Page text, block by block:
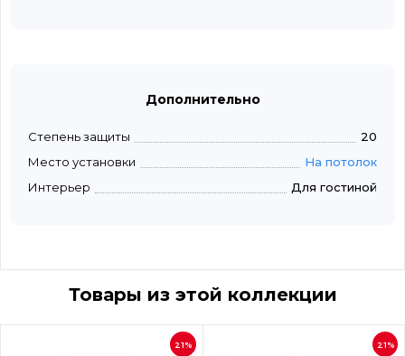
Дополнительно
Степень защиты
20
Место установки
На потолок
Интерьер
Для гостиной
Товары из этой коллекции
21% 21%